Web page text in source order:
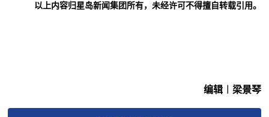
以上内容归星岛新闻集团所有，未经许可不得擅自转载引用。
编辑︱梁景琴